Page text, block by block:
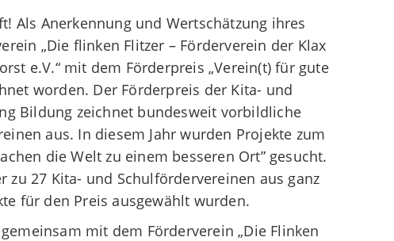
Als Anerkennung und Wertschätzung ihres
„Die flinken Flitzer – Förderverein der Klax
e.V.“ mit dem Förderpreis „Verein(t) für gute
worden. Der Förderpreis der Kita- und
Bildung zeichnet bundesweit vorbildliche
aus. In diesem Jahr wurden Projekte zum
die Welt zu einem besseren Ort” gesucht.
zu 27 Kita- und Schulfördervereinen aus ganz
für den Preis ausgewählt wurden.
mit dem Förderverein „Die Flinken